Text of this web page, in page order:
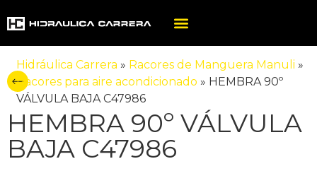
Hidráulica Carrera » Racores de Manguera Manuli »
Racores para aire acondicionado » HEMBRA 90º
VÁLVULA BAJA C47986
HEMBRA 90º VÁLVULA
BAJA C47986